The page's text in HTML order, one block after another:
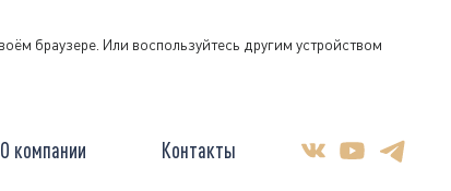
браузере. Или воспользуйтесь другим устройством
О компании Контакты